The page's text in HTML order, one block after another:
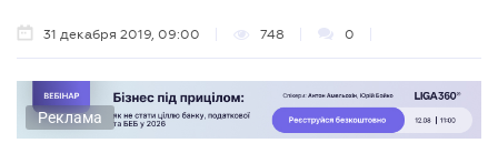
31 декабря 2019, 09:00 748 0
Реклама